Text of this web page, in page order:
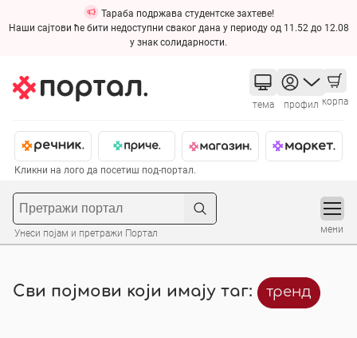
Тараба подржава студентске захтеве!
Наши сајтови ће бити недоступни сваког дана у периоду од 11.52 до 12.08
у знак солидарности.
тема профил корпа
Кликни на лого да посетиш под-портал.
Унеси појам и претражи Портал мени
Сви појмови који имају таг: тренд